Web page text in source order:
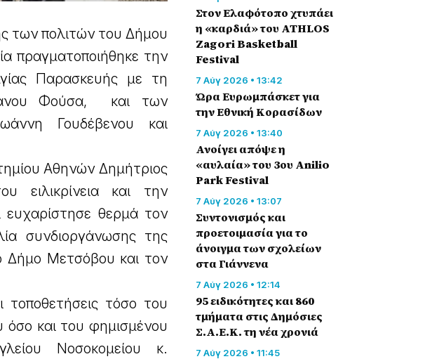
των πολιτών του Δήμου
πραγματοποιήθηκε την
Παρασκευής με τη
Φούσα, και των
Γουδέβενου και
Αθηνών Δημήτριος
ειλικρίνεια και την
ευχαρίστησε θερμά τον
συνδιοργάνωσης της
Δήμο Μετσόβου και τον
τοποθετήσεις τόσο του
όσο και του φημισμένου
Νοσοκομείου κ.
Στον Ελαφότοπο χτυπάει
η «καρδιά» του ATHLOS
Zagori Basketball
Festival
7 Αύγ 2026 • 13:42
Ώρα Ευρωμπάσκετ για
την Εθνική Κορασίδων
7 Αύγ 2026 • 13:40
Ανοίγει απόψε η
«αυλαία» του 3ου Anilio
Park Festival
7 Αύγ 2026 • 13:07
Συντονισμός και
προετοιμασία για το
άνοιγμα των σχολείων
στα Γιάννενα
7 Αύγ 2026 • 12:14
95 ειδικότητες και 860
τμήματα στις Δημόσιες
Σ.Α.Ε.Κ. τη νέα χρονιά
7 Αύγ 2026 • 11:45